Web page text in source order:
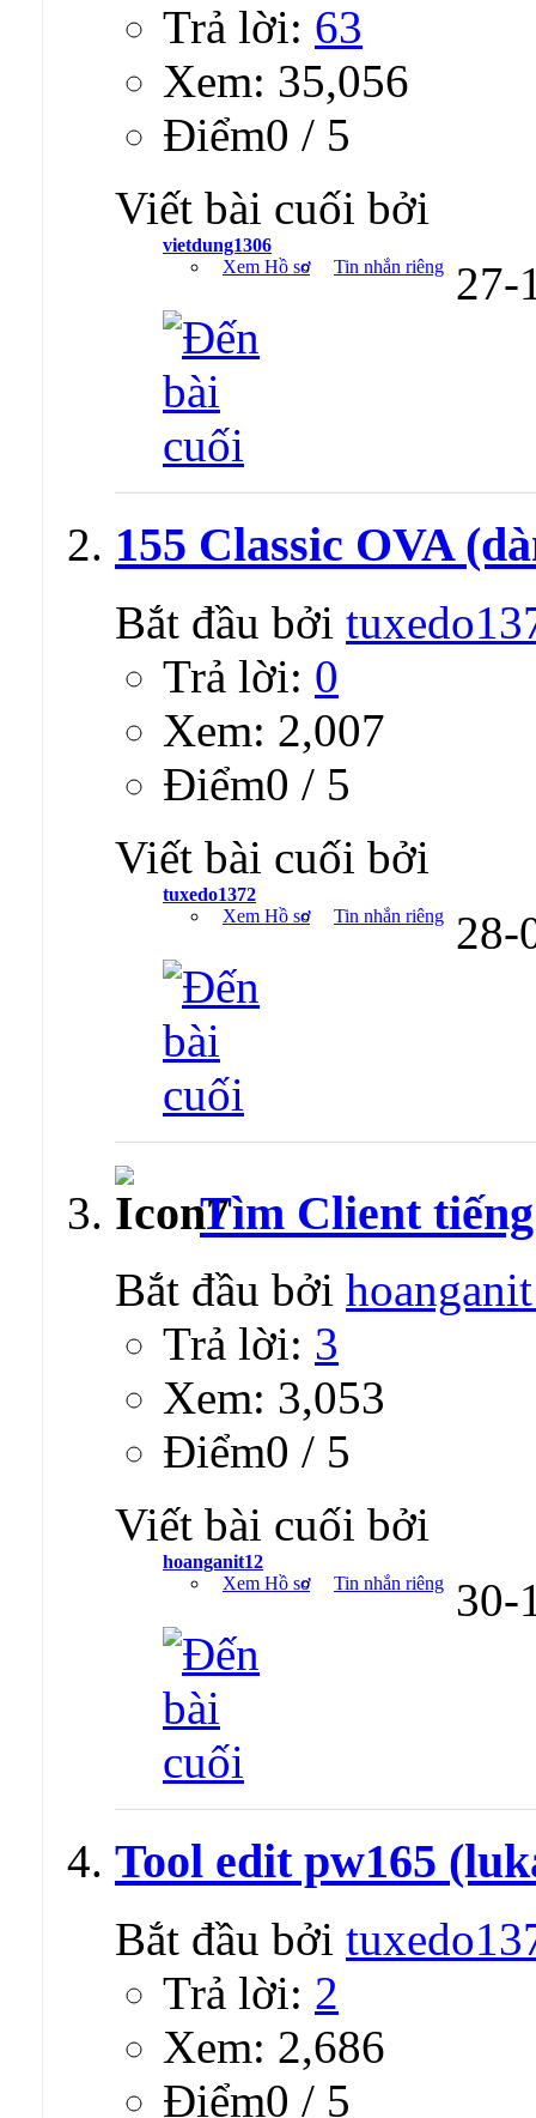
Trả lời: 63
Xem: 35,056
Ðiểm0 / 5
Viết bài cuối bởi
vietdung1306
Xem Hồ sơ
Tin nhắn riêng 27-
155 Classic OVA
Bắt đầu bởi
Trả lời: 0
Xem: 2,007
Ðiểm0 / 5
Viết bài cuối bởi
tuxedo1372
Xem Hồ sơ
Tin nhắn riêng 28-
Tìm Client
Bắt đầu bởi
Trả lời: 3
Xem: 3,053
Ðiểm0 / 5
Viết bài cuối bởi
hoanganit12
Xem Hồ sơ
Tin nhắn riêng 30-
Tool edit pw165
Bắt đầu bởi
Trả lời: 2
Xem: 2,686
Ðiểm0 / 5